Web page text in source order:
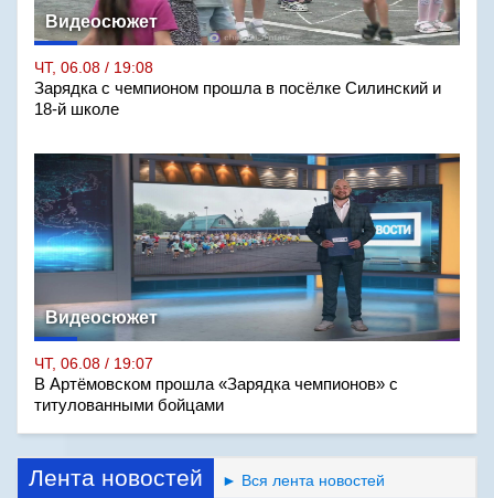
Видеосюжет
ЧТ, 06.08 / 19:08
Зарядка с чемпионом прошла в посёлке Силинский и
18-й школе
Видеосюжет
ЧТ, 06.08 / 19:07
В Артёмовском прошла «Зарядка чемпионов» с
титулованными бойцами
Лента новостей ► Вся лента новостей